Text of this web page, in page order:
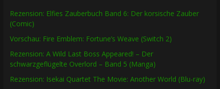
Rezension: Elfies Zauberbuch Band 6: Der korsische Zauber
(Comic)
Vorschau: Fire Emblem: Fortune’s Weave (Switch 2)
Rezension: A Wild Last Boss Appeared! – Der
schwarzgeflügelte Overlord – Band 5 (Manga)
Rezension: Isekai Quartet The Movie: Another World (Blu-ray)